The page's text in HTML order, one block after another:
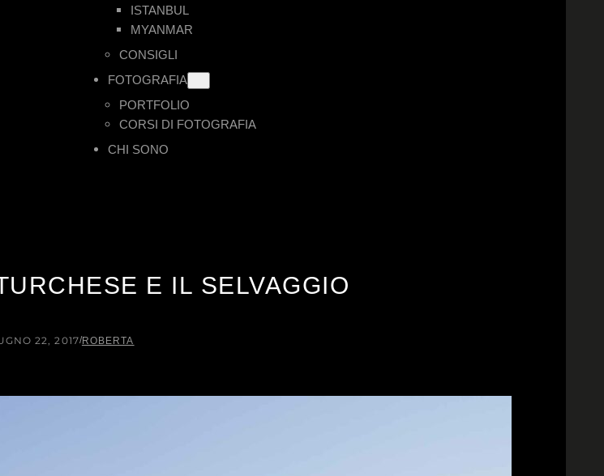
ISTANBUL
MYANMAR
CONSIGLI
FOTOGRAFIA
PORTFOLIO
CORSI DI FOTOGRAFIA
CHI SONO
E IL SELVAGGIO
22, 2017/ROBERTA